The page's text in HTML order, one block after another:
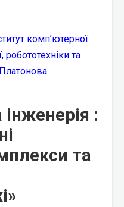
комп’ютерної
робототехніки та
:
та